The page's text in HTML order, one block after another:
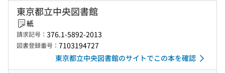
東京都立中央図書館
紙
請求記号： 376.1-5892-2013
図書登録番号： 7103194727
東京都立中央図書館のサイトでこの本を確認